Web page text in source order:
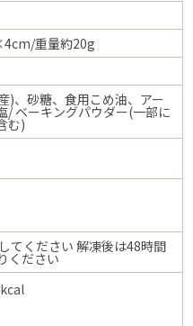
重量約20g
)、砂糖、食用こめ油、アー
/ ベーキングパウダー(一部に
む)
てください 解凍後は48時間
ください